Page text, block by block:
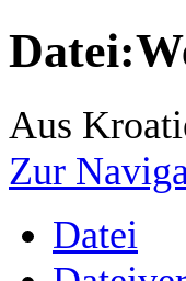
Datei:
Aus
Zur
Datei